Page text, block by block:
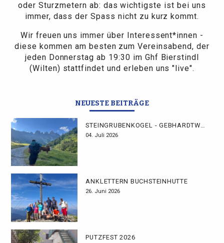
oder Sturzmetern ab: das wichtigste ist bei uns
immer, dass der Spass nicht zu kurz kommt.
Wir freuen uns immer über Interessent*innen -
diese kommen am besten zum Vereinsabend, der
jeden Donnerstag ab 19:30 im Ghf Bierstindl
(Wilten) stattfindet und erleben uns "live".
NEUESTE BEITRÄGE
STEINGRUBENKOGEL - GEBHARDTWEG
04. Juli 2026
ANKLETTERN BUCHSTEINHÜTTE
26. Juni 2026
PUTZFEST 2026